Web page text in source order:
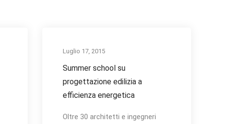
Luglio 17, 2015
Summer school su
progettazione edilizia a
efficienza energetica
Oltre 30 architetti e ingegneri